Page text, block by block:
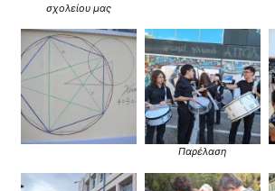
σχολείου μας
Παρέλαση